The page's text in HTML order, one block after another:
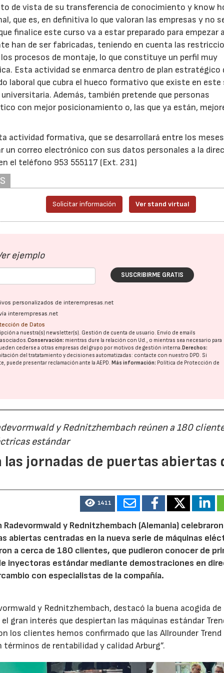
de vista de su transferencia de conocimiento y know
que es, en definitiva lo que valoran las empresas y no
finalice este curso va a estar preparado para empezar
han de ser fabricadas, teniendo en cuenta las
procesos de montaje, lo que constituye un perfil muy
Esta actividad se enmarca dentro de plan estratégico
laboral que cubra el hueco formativo que existe en
Además, también pretende que personas
con mejor posicionamiento o, las que ya están,
actividad formativa, que se desarrollará entre los
un correo electrónico con sus datos personales a la
el teléfono 953 555117 (Ext. 231)
Solicitar información Ver stand virtual
ejemplo
SUSCRIBIRME GRATIS
personalizados de interempresas.net
interempresas.net
de Datos
a nuestra(s) newsletter(s). Gestión de cuenta de usuario. Envío de emails
Conservación: mientras dure la relación con Ud., o mientras sea necesario para
cederse a otras empresas del grupo por motivos de gestión interna.Derechos:
del tratatamiento y decisiones automatizadas: contacte con nuestro DPD. Si
puede presentar reclamación ante laAEPD.Más información: Política de Protección de
y Rednitzhembach reúnen a 180
estándar
jornadas de puertas abiertas
1411
y Rednitzhembach (Alemania)
abiertas centradas en la nueva serie de máquinas
a cerca de 180 clientes, que pudieron conocer de
inyectoras estándar mediante demostraciones en
con especialistas de la compañía.
y Rednitzhembach, destacó la buena acogida de
gran interés que despiertan las máquinas estándar
los clientes hemos confirmado que las Allrounder Trend
de rentabilidad y calidad Arburg”.
23/07/2026 30/07/2026